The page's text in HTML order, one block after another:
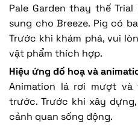
Pale Garden thay thế Trial
sung cho Breeze. Pig có
Trước khi khám phá, vui
vật phẩm thích hợp.
Hiệu ứng đồ hoạ và
Animation lá rơi mượt
trước. Trước khi xây
cảnh quan sống động.